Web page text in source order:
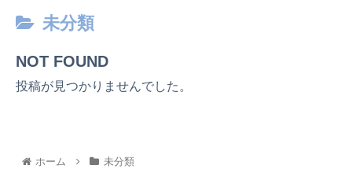
未分類
NOT FOUND
投稿が見つかりませんでした。
ホーム 未分類